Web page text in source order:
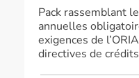
Pack rassemblant
annuelles
exigences de
directives de